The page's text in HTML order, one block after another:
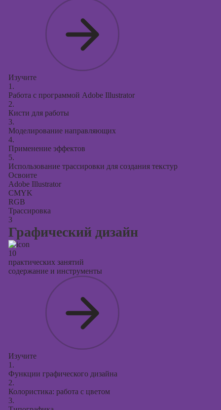
Изучите
1.
Работа с программой Adobe Illustrator
2.
Кисти для работы
3.
Моделирование направляющих
4.
Применение эффектов
5.
Использование трассировки для создания текстур
Освоите
Adobe Illustrator
CMYK
RGB
Трассировка
3
Графический дизайн
10
практических занятий
содержание и инструменты
Изучите
1.
Функции графического дизайна
2.
Колористика: работа с цветом
3.